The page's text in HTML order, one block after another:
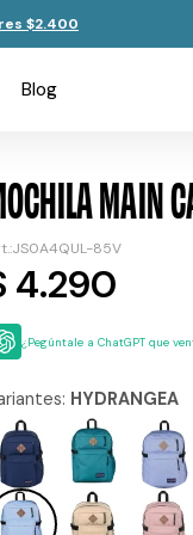
$2.400
Blog
MAIN
JS0A4QUL-85V
4.290
¿Pegúntale a ChatGPT que
HYDRANGEA